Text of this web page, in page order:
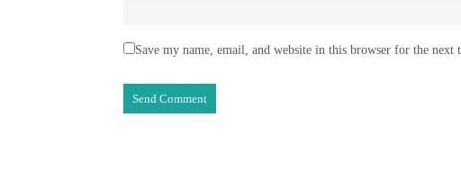
Save my name, email, and website in this browser for the next